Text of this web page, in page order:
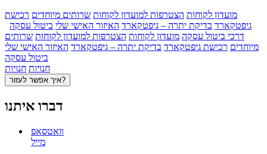
מועדון לקוחות הצטרפות למועדון לקוחות שרותים מיוחדים רכישת
גיפטקארד בדיקת יתרה – גיפטקארד האיזור האישי שלי ביטול עסקה
דרכי ביטול עסקה מועדון לקוחות הצטרפות למועדון לקוחות שרותים
מיוחדים רכישת גיפטקארד בדיקת יתרה – גיפטקארד האיזור האישי שלי
ביטול עסקה
חנויות חנויות
איך אפשר לעזור?
דברו איתנו
וואטסאפ
מייל